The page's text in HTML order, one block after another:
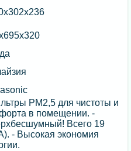
РМ2,5 для чистоты и
в помещении. -
Всего 19
- Высокая экономия